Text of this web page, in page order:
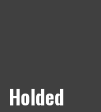
Holded